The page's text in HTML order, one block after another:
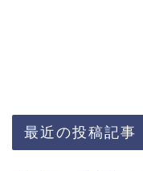
最近の投稿記事